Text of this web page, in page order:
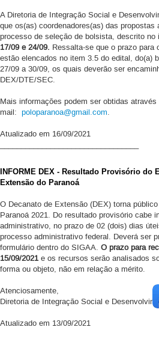
A Diretoria de Integração Social e
que os(as) coordenadores(as) das propostas
processo de seleção de bolsista, descrito no
17/09 e 24/09. Ressalta-se que o prazo
estão elencados no item 3.5 do edital, do(a)
27/09 a 30/09, os quais deverão ser
DEX/DTE/SEC.
Mais informações podem ser obtidas através
mail: poloparanoa@gmail.com.
Atualizado em 16/09/2021
INFORME DEX - Resultado Provisório do
Extensão do Paranoá
O Decanato de Extensão (DEX) torna
Paranoá 2021. Do resultado provisório cabe
administrativo, no prazo de 02 (dois) dias
processo administrativo federal. Deverá ser
formulário dentro do SIGAA. O prazo para
15/09/2021e os recursos serão analisados
forma ou objeto, não em relação a mérito.
Atenciosamente,
Diretoria de Integração Social e
Atualizado em 13/09/2021